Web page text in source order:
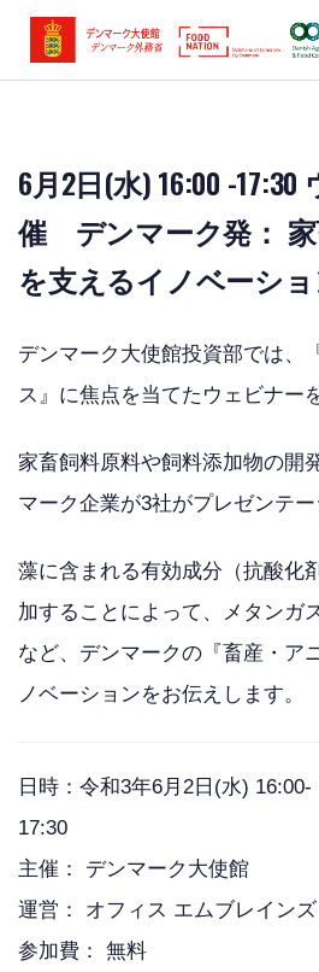
Skip
Skip
primary
content
6月2日(水) 16:00 -
催 デンマーク発：
を支えるイノベーシ
デンマーク大使館投資部では、
ス』に焦点を当てたウェビナー
家畜飼料原料や飼料添加物の開
マーク企業が3社がプレゼンテー
藻に含まれる有効成分（抗酸化
加することによって、メタンガ
など、デンマークの『畜産・ア
ノベーションをお伝えします。
日時： 令和3年6月 2 日 (水) 16:00-
主催： デンマーク大使館
運営： オフィス エムブレインズ
参加費： 無料